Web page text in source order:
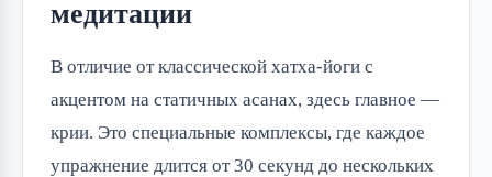
медитации
В отличие от классической хатха-йоги с
акцентом на статичных асанах, здесь главное —
крии. Это специальные комплексы, где каждое
упражнение длится от 30 секунд до нескольких